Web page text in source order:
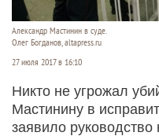
Александр Мастинин в суде.
Олег Богданов, altapress.ru
27 июля 2017 в 16:10
Никто не угрожал
Мастинину в
заявило